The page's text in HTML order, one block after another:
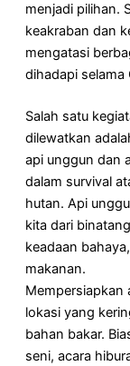
menjadi pilihan.
keakraban dan
mengatasi
dihadapi selama
Salah satu
dilewatkan
api unggun dan
dalam survival
hutan. Api
kita dari
keadaan
makanan.
Mempersiapkan
lokasi yang
bahan bakar.
seni, acara